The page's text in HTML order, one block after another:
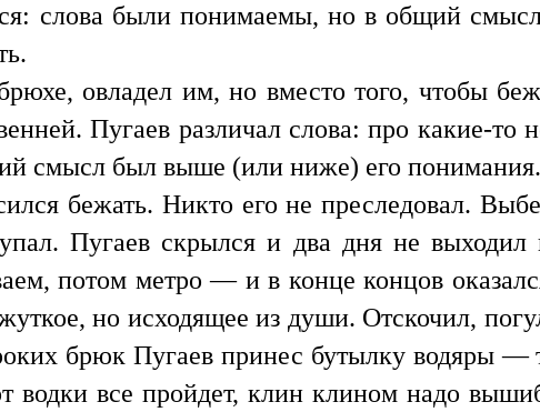
слова были понимаемы, но в общий
овладел им, но вместо того, чтобы
Пугаев различал слова: про какие-то
смысл был выше (или ниже) его понимания.
бежать. Никто его не преследовал.
Пугаев скрылся и два дня не выходил
потом метро — и в конце концов
но исходящее из души. Отскочил,
брюк Пугаев принес бутылку водяры —
водки все пройдет, клин клином надо